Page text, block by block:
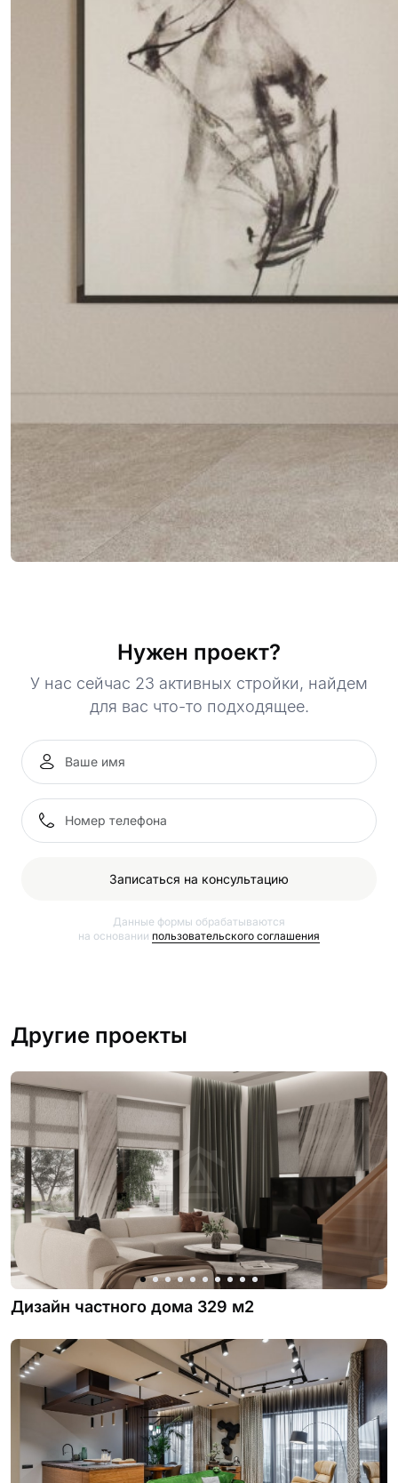
Нужен проект?
У нас сейчас 23 активных стройки, найдем
для вас что-то подходящее.
Записаться на консультацию
Данные формы обрабатываются
на основании пользовательского соглашения
Другие проекты
Дизайн частного дома 329 м2